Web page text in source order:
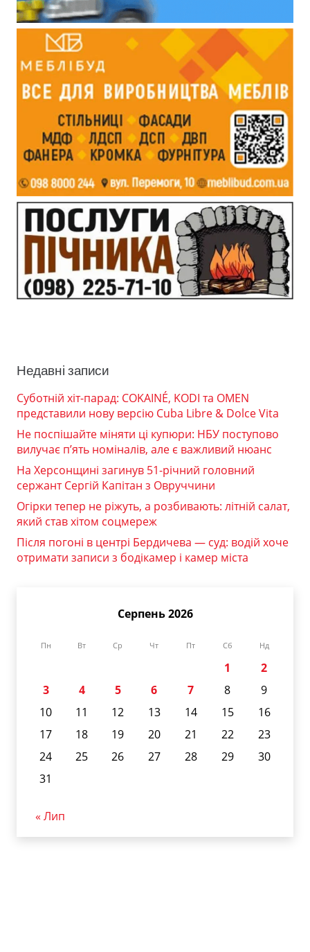
Недавні записи
Суботній хіт-парад: COKAINÉ, KODI та OMEN
представили нову версію Cuba Libre & Dolce Vita
Не поспішайте міняти ці купюри: НБУ поступово
вилучає п’ять номіналів, але є важливий нюанс
На Херсонщині загинув 51-річний головний
сержант Сергій Капітан з Овруччини
Огірки тепер не ріжуть, а розбивають: літній салат,
який став хітом соцмереж
Після погоні в центрі Бердичева — суд: водій хоче
отримати записи з бодікамер і камер міста
Серпень 2026
Пн Вт Ср Чт Пт Сб Нд
1
2
3
4 5 6 7 8
9
10
11 12 13 14 15
16
17
18 19 20 21 22
23
24
25 26 27 28 29
30
31
« Лип